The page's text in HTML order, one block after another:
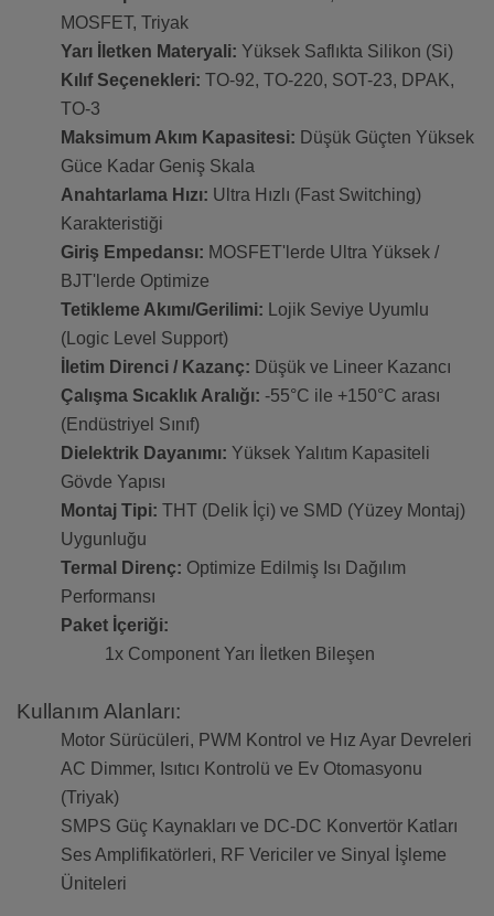
MOSFET, Triyak
Yarı İletken Materyali: Yüksek Saflıkta Silikon (Si)
Kılıf Seçenekleri: TO-92, TO-220, SOT-23, DPAK,
TO-3
Maksimum Akım Kapasitesi: Düşük Güçten Yüksek
Güce Kadar Geniş Skala
Anahtarlama Hızı: Ultra Hızlı (Fast Switching)
Karakteristiği
Giriş Empedansı: MOSFET'lerde Ultra Yüksek /
BJT'lerde Optimize
Tetikleme Akımı/Gerilimi: Lojik Seviye Uyumlu
(Logic Level Support)
İletim Direnci / Kazanç: Düşük ve Lineer Kazancı
Çalışma Sıcaklık Aralığı: -55°C ile +150°C arası
(Endüstriyel Sınıf)
Dielektrik Dayanımı: Yüksek Yalıtım Kapasiteli
Gövde Yapısı
Montaj Tipi: THT (Delik İçi) ve SMD (Yüzey Montaj)
Uygunluğu
Termal Direnç: Optimize Edilmiş Isı Dağılım
Performansı
Paket İçeriği:
1x Component Yarı İletken Bileşen
Kullanım Alanları:
Motor Sürücüleri, PWM Kontrol ve Hız Ayar Devreleri
AC Dimmer, Isıtıcı Kontrolü ve Ev Otomasyonu
(Triyak)
SMPS Güç Kaynakları ve DC-DC Konvertör Katları
Ses Amplifikatörleri, RF Vericiler ve Sinyal İşleme
Üniteleri